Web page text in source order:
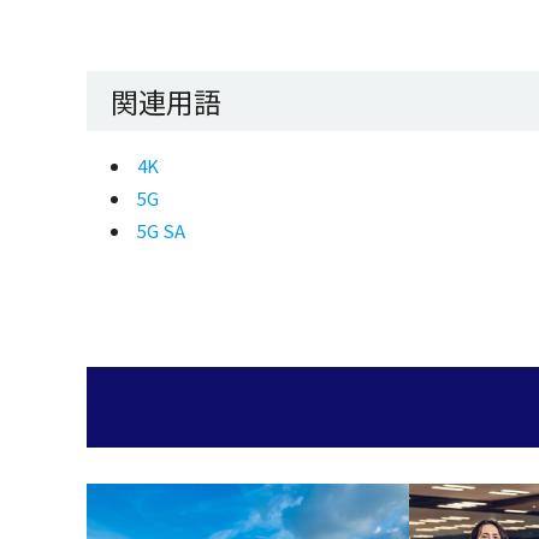
関連用語
4K
5G
5G SA